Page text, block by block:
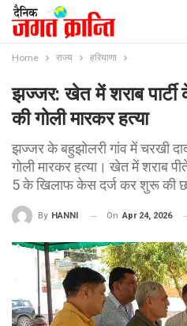
Home राज्य हरियाणा
झज्जर: खेत में शराब पार्टी
की गोली मारकर हत्या
झज्जर के बहुझोलरी गांव में चरखी
गोली मारकर हत्या। खेत में शराब
5 के खिलाफ केस दर्ज कर शुरू की
By HANNI On Apr 24, 2026